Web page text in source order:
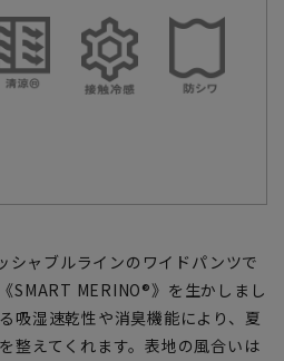
シャブルラインのワイドパンツで
SMART MERINO®》を生かしまし
吸湿速乾性や消臭機能により、夏
整えてくれます。表地の風合いは